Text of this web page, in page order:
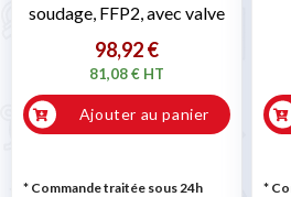
soudage, FFP2, avec valve
98,92 €
81,08 € HT
Ajouter au panier
* Commande traitée sous 24h *